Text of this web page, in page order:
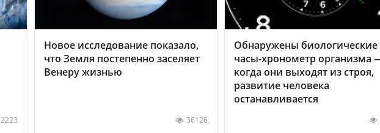
2223
Новое исследование показало,
что Земля постепенно заселяет
Венеру жизнью
36126
Обнаружены биологические
часы-хронометр организма
когда они выходят из строя,
развитие человека
останавливается